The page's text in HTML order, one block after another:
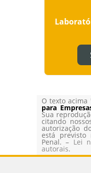
O texto acima
para
Sua
citando
autorização
está previsto
Penal. – Lei
autorais.